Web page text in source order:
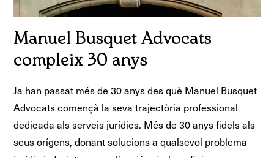
Manuel Busquet Advocats
compleix 30 anys
Ja han passat més de 30 anys des què Manuel Busquet
Advocats començà la seva trajectòria professional
dedicada als serveis jurídics. Més de 30 anys fidels als
seus orígens, donant solucions a qualsevol problema